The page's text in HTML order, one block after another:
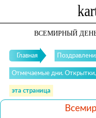
ВСЕМИРНЫЙ
Главная
Отмечаемые дни. Открытки,
эта страница